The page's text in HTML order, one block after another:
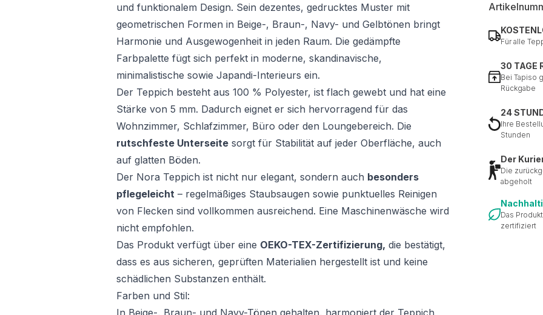
und funktionalem Design. Sein dezentes, gedrucktes Muster mit
geometrischen Formen in Beige-, Braun-, Navy- und Gelbtönen bringt
Harmonie und Ausgewogenheit in jeden Raum. Die gedämpfte
Farbpalette fügt sich perfekt in moderne, skandinavische,
minimalistische sowie Japandi-Interieurs ein.
Der Teppich besteht aus 100 % Polyester, ist flach gewebt und hat eine
Stärke von 5 mm. Dadurch eignet er sich hervorragend für das
Wohnzimmer, Schlafzimmer, Büro oder den Loungebereich. Die
rutschfeste Unterseite sorgt für Stabilität auf jeder Oberfläche, auch
auf glatten Böden.
Der Nora Teppich ist nicht nur elegant, sondern auch besonders
pflegeleicht – regelmäßiges Staubsaugen sowie punktuelles Reinigen
von Flecken sind vollkommen ausreichend. Eine Maschinenwäsche wird
nicht empfohlen.
Das Produkt verfügt über eine OEKO-TEX-Zertifizierung, die bestätigt,
dass es aus sicheren, geprüften Materialien hergestellt ist und keine
schädlichen Substanzen enthält.
Farben und Stil:
Für alle
30 TAGE
Bei Tapiso
Rückgabe
24
Ihre
Stunden
Der
Die
abgeholt
Das
zertifiziert